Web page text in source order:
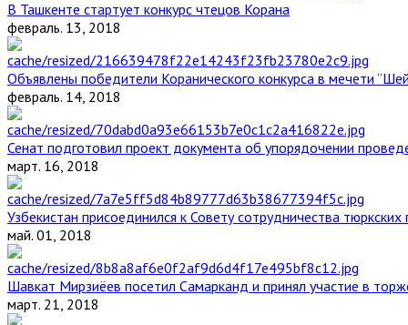
В Ташкенте стартует конкурс чтецов Корана
февраль. 13, 2018
Объявлены победители Коранического конкурса в мечети
февраль. 14, 2018
Сенат подготовил проект документа об упорядочении
март. 16, 2018
Узбекистан присоединился к Совету сотрудничества тюркских
май. 01, 2018
Шавкат Мирзиёев посетил Самарканд и принял участие в
март. 21, 2018